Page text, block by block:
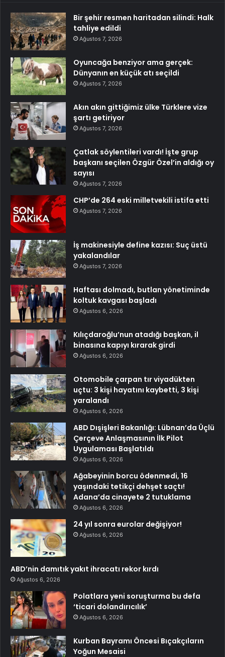
Bir şehir resmen haritadan silindi: Halk
tahliye edildi
Ağustos 7, 2026
Oyuncağa benziyor ama gerçek:
Dünyanın en küçük atı seçildi
Ağustos 7, 2026
Akın akın gittiğimiz ülke Türklere vize
şartı getiriyor
Ağustos 7, 2026
Çatlak söylentileri vardı! İşte grup
başkanı seçilen Özgür Özel’in aldığı oy
sayısı
Ağustos 7, 2026
CHP’de 264 eski milletvekili istifa etti
Ağustos 7, 2026
İş makinesiyle define kazısı: Suç üstü
yakalandılar
Ağustos 7, 2026
Haftası dolmadı, butlan yönetiminde
koltuk kavgası başladı
Ağustos 6, 2026
Kılıçdaroğlu’nun atadığı başkan, il
binasına kapıyı kırarak girdi
Ağustos 6, 2026
Otomobile çarpan tır viyadükten
uçtu: 3 kişi hayatını kaybetti, 3 kişi
yaralandı
Ağustos 6, 2026
ABD Dışişleri Bakanlığı: Lübnan’da Üçlü
Çerçeve Anlaşmasının İlk Pilot
Uygulaması Başlatıldı
Ağustos 6, 2026
Ağabeyinin borcu ödenmedi, 16
yaşındaki tetikçi dehşet saçtı!
Adana’da cinayete 2 tutuklama
Ağustos 6, 2026
24 yıl sonra eurolar değişiyor!
Ağustos 6, 2026
ABD’nin damıtık yakıt ihracatı rekor kırdı
Ağustos 6, 2026
Polatlara yeni soruşturma bu defa
‘ticari dolandırıcılık’
Ağustos 6, 2026
Kurban Bayramı Öncesi Bıçakçıların
Yoğun Mesaisi